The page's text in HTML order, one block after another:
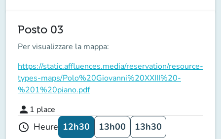
Posto 03
Per visualizzare la mappa:
https://static.affluences.media/reservation/resource-
types-maps/Polo%20Giovanni%20XXIII%20-
%201%20piano.pdf
person 1 place
schedule Heure 12h30 13h00 13h30